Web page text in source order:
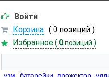
Войти
Корзина ( 0 позиций )
Избранное ( 0 позиций )
узм батарейки прожектор